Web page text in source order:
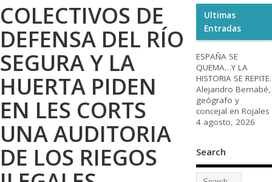
COLECTIVOS DE
DEFENSA DEL RÍO
SEGURA Y LA
HUERTA PIDEN
EN LES CORTS
UNA AUDITORIA
DE LOS RIEGOS
Ultimas
Entradas
ESPAÑA SE
QUEMA…Y LA
HISTORIA SE REPITE.
Alejandro Bernabé,
geógrafo y
concejal en Rojales
4 agosto, 2026
Search